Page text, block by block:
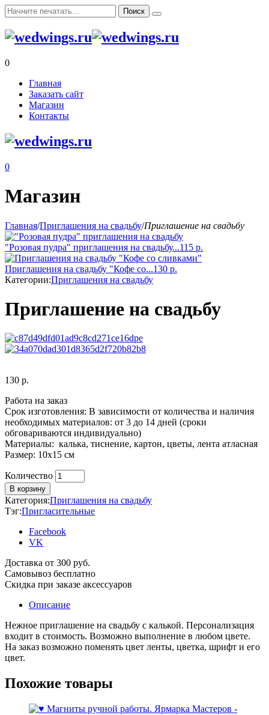
0
Главная
Заказать сайт
Магазин
Контакты
0
Магазин
Главная/Приглашения на свадьбу/Приглашение на свадьбу
"Розовая пудра" приглашения на свадьбу...115 р.
Приглашения на свадьбу "Кофе со...130 р.
Категории:Приглашения на свадьбу
Приглашение на свадьбу
130 р.
Работа на заказ
Срок изготовления: В зависимости от количества и наличия
необходимых материалов: от 3 до 14 дней (сроки
обговариваются индивидуально)
Материалы: калька, тиснение, картон, цветы, лента атласная
Размер: 10х15 см
Количество
Количество
В корзину
Категория:Приглашения на свадьбу
Тэг:Пригласительные
Facebook
VK
Доставка от 300 руб.
Самовывоз бесплатно
Скидка при заказе аксессуаров
Описание
Нежное приглашение на свадьбу с калькой. Персонализация
входит в стоимость. Возможно выполнение в любом цвете.
На заказ возможно поменять цвет ленты, цветка, шрифт и его
цвет.
Похожие товары